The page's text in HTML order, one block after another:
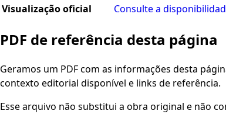
Visualização oficial
Consulte a
PDF de referência desta página
Geramos um PDF com as informações desta
contexto editorial disponível e links de referência.
Esse arquivo não substitui a obra original e não